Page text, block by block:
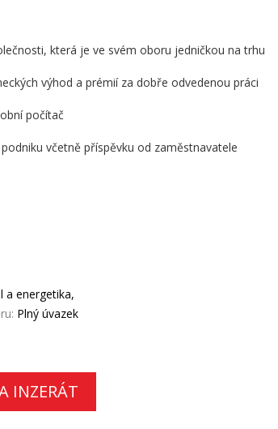
která je ve svém oboru jedničkou na trhu
výhod a prémií za dobře odvedenou práci
počítač
včetně příspěvku od zaměstnavatele
a energetika,
Plný úvazek
INZERÁT